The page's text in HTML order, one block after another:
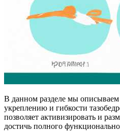
В данном разделе мы описываем
укреплению и гибкости
позволяет активизировать и
достичь полного